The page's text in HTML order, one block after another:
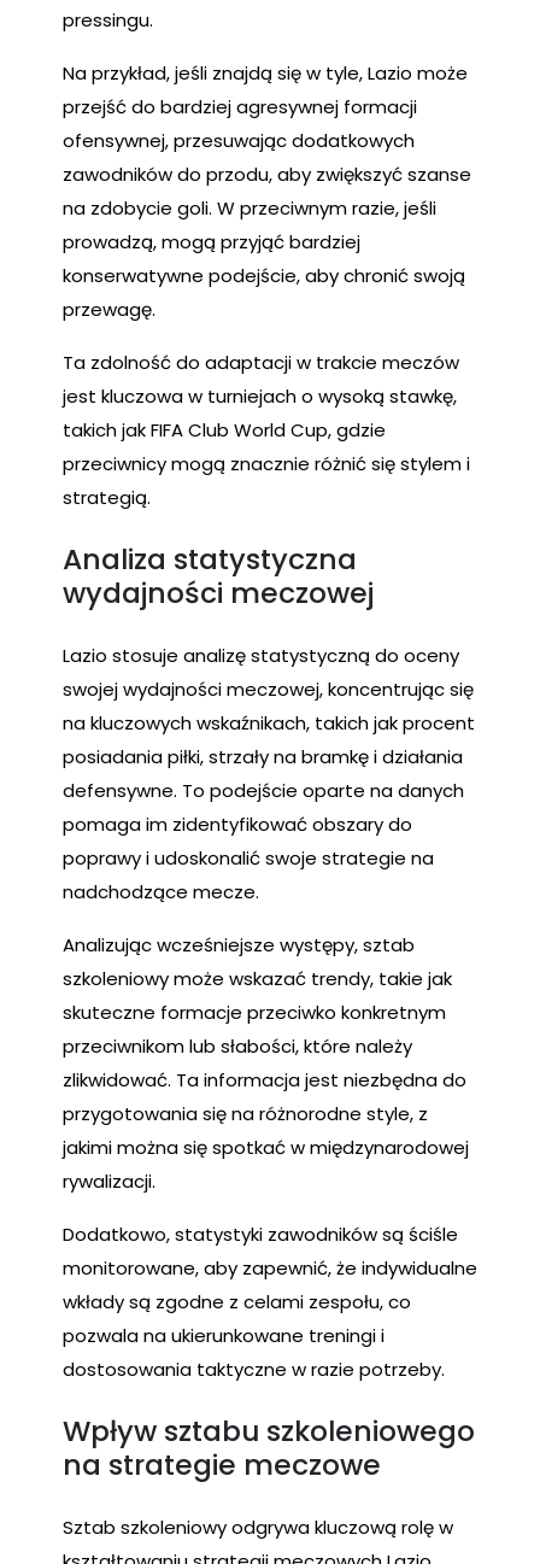
pressingu.
Na przykład, jeśli znajdą się w tyle, Lazio może
przejść do bardziej agresywnej formacji
ofensywnej, przesuwając dodatkowych
zawodników do przodu, aby zwiększyć szanse
na zdobycie goli. W przeciwnym razie, jeśli
prowadzą, mogą przyjąć bardziej
konserwatywne podejście, aby chronić swoją
przewagę.
Ta zdolność do adaptacji w trakcie meczów
jest kluczowa w turniejach o wysoką stawkę,
takich jak FIFA Club World Cup, gdzie
przeciwnicy mogą znacznie różnić się stylem i
strategią.
Analiza statystyczna
wydajności meczowej
Lazio stosuje analizę statystyczną do oceny
swojej wydajności meczowej, koncentrując się
na kluczowych wskaźnikach, takich jak procent
posiadania piłki, strzały na bramkę i działania
defensywne. To podejście oparte na danych
pomaga im zidentyfikować obszary do
poprawy i udoskonalić swoje strategie na
nadchodzące mecze.
Analizując wcześniejsze występy, sztab
szkoleniowy może wskazać trendy, takie jak
skuteczne formacje przeciwko konkretnym
przeciwnikom lub słabości, które należy
zlikwidować. Ta informacja jest niezbędna do
przygotowania się na różnorodne style, z
jakimi można się spotkać w międzynarodowej
rywalizacji.
Dodatkowo, statystyki zawodników są ściśle
monitorowane, aby zapewnić, że indywidualne
wkłady są zgodne z celami zespołu, co
pozwala na ukierunkowane treningi i
dostosowania taktyczne w razie potrzeby.
Wpływ sztabu szkoleniowego
na strategie meczowe
Sztab szkoleniowy odgrywa kluczową rolę w